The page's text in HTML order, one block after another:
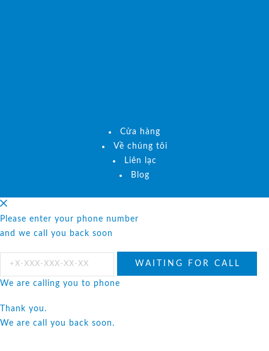
Cửa hàng
Về chúng tôi
Liên lạc
Blog
Please enter your phone number
and we call you back soon
We are calling you to phone
Thank you.
We are call you back soon.